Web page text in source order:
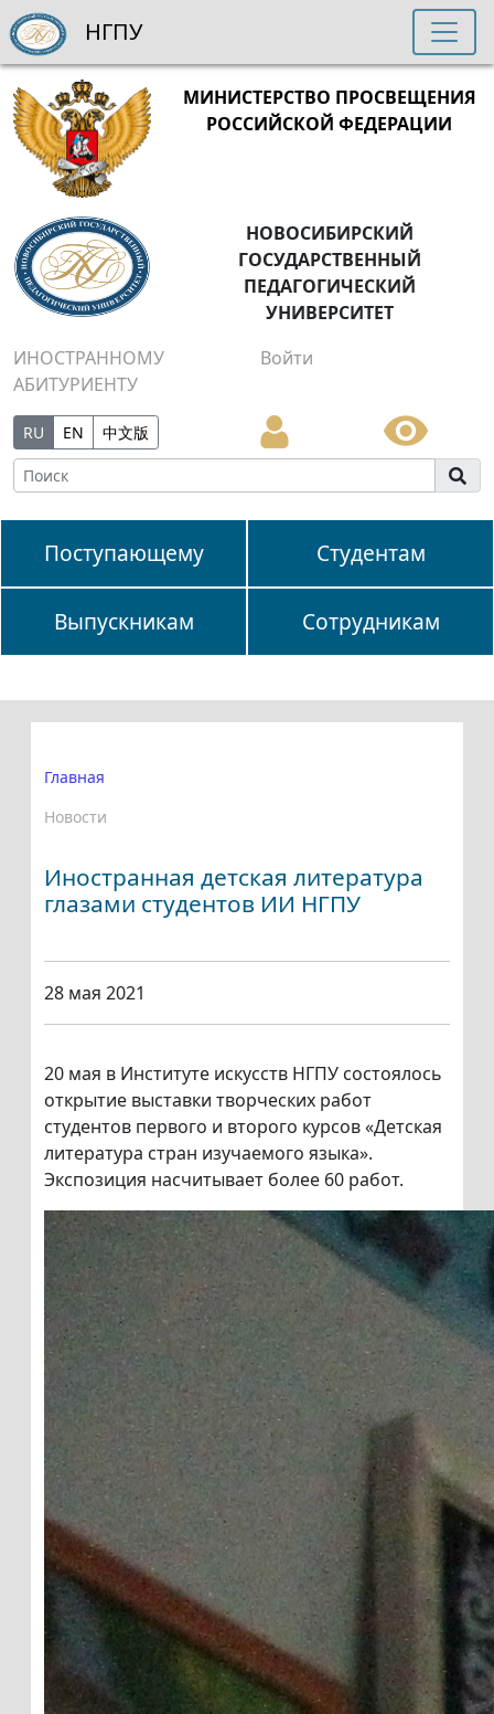
МИНИСТЕРСТВО ПРОСВЕЩЕНИЯ
РОССИЙСКОЙ ФЕДЕРАЦИИ
НОВОСИБИРСКИЙ
ГОСУДАРСТВЕННЫЙ
ПЕДАГОГИЧЕСКИЙ
УНИВЕРСИТЕТ
ИНОСТРАННОМУ
АБИТУРИЕНТУ
Войти
RU EN 中文版
Поступающему Студентам
Выпускникам Сотрудникам
НГПУ
Главная
Новости
Иностранная детская литература
глазами студентов ИИ НГПУ
28 мая 2021
20 мая в Институте искусств НГПУ состоялось
открытие выставки творческих работ
студентов первого и второго курсов «Детская
литература стран изучаемого языка».
Экспозиция насчитывает более 60 работ.